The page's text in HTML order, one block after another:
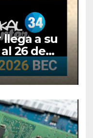
a su
26 de